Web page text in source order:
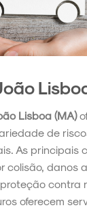
Lisboa (MA)
de
As principais
colisão, danos
contra
oferecem